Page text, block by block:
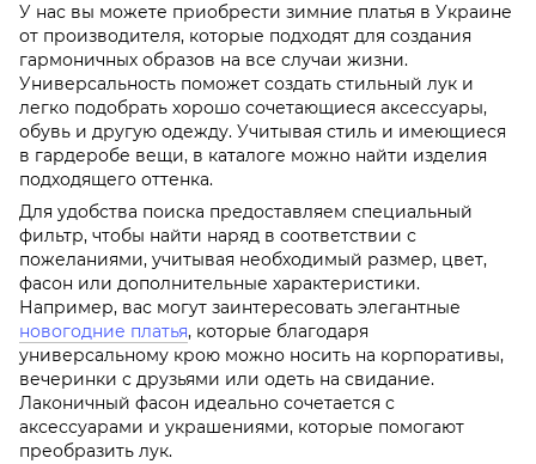
У нас вы можете приобрести зимние платья в Украине
от производителя, которые подходят для создания
гармоничных образов на все случаи жизни.
Универсальность поможет создать стильный лук и
легко подобрать хорошо сочетающиеся аксессуары,
обувь и другую одежду. Учитывая стиль и имеющиеся
в гардеробе вещи, в каталоге можно найти изделия
подходящего оттенка.
Для удобства поиска предоставляем специальный
фильтр, чтобы найти наряд в соответствии с
пожеланиями, учитывая необходимый размер, цвет,
фасон или дополнительные характеристики.
Например, вас могут заинтересовать элегантные
новогодние платья, которые благодаря
универсальному крою можно носить на корпоративы,
вечеринки с друзьями или одеть на свидание.
Лаконичный фасон идеально сочетается с
аксессуарами и украшениями, которые помогают
преобразить лук.